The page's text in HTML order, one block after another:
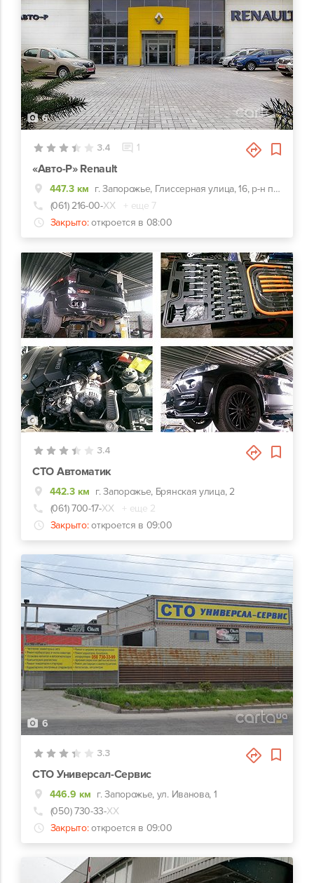
6
3.4 1
«Авто-Р» Renault
447.3 км
г. Запорожье, Глиссерная улица, 16, р-н парка «Дубовая роща»
(061) 216-00-ХХ
+ еще 7
Закрыто: откроется в 08:00
1
3.4
СТО Автоматик
442.3 км г. Запорожье, Брянская улица, 2
(061) 700-17-ХХ
+ еще 2
Закрыто: откроется в 09:00
6
3.3
СТО Универсал-Сервис
446.9 км г. Запорожье, ул. Иванова, 1
(050) 730-33-ХХ
Закрыто: откроется в 09:00